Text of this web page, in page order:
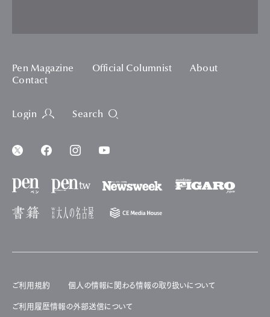
Pen Magazine Official Columnist
About
Contact
Login Search
ご利用規約 個人の情報に関わる情報の取り扱いについて
ご利用履歴情報の外部送信について